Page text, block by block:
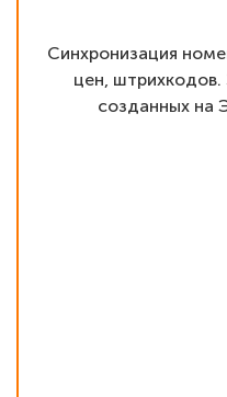
Синхронизация
цен, штрихкодов.
созданных на